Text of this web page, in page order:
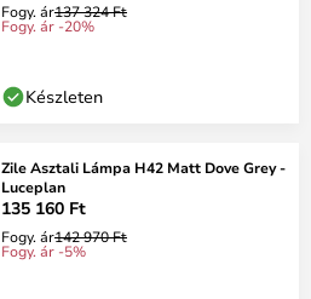
Fogy. ár137 324 Ft
Fogy. ár -20%
Készleten
Zile Asztali Lámpa H42 Matt Dove Grey -
Luceplan
135 160 Ft
Fogy. ár142 970 Ft
Fogy. ár -5%